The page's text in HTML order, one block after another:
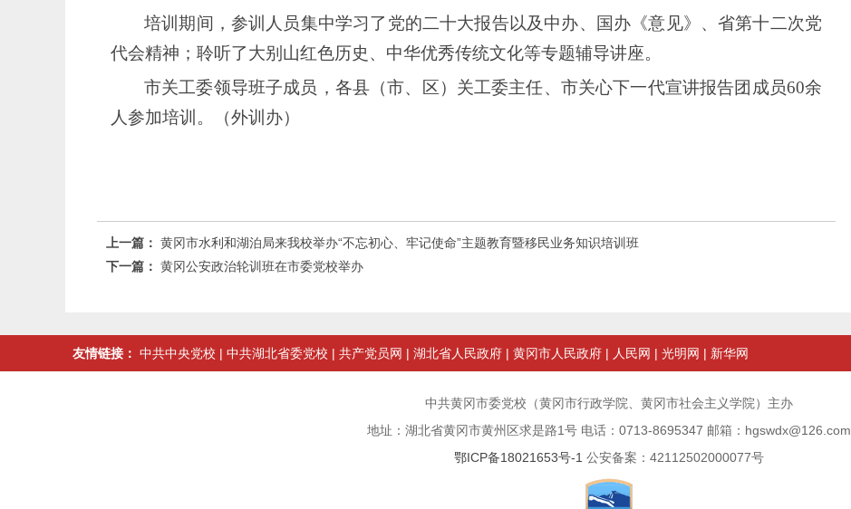
培训期间，参训人员集中学习了党的二十大报告以及中办、国办《意见》、省第十二次党
代会精神；聆听了大别山红色历史、中华优秀传统文化等专题辅导讲座。
市关工委领导班子成员，各县（市、区）关工委主任、市关心下一代宣讲报告团成员60余
人参加培训。（外训办）
上一篇： 黄冈市水利和湖泊局来我校举办“不忘初心、牢记使命”主题教育暨移民业务知识培训班
下一篇： 黄冈公安政治轮训班在市委党校举办
友情链接： 中共中央党校 | 中共湖北省委党校 | 共产党员网 | 湖北省人民政府 | 黄冈市人民政府 | 人民网 | 光明网 | 新华网
中共黄冈市委党校（黄冈市行政学院、黄冈市社会主义学院）主办
地址：湖北省黄冈市黄州区求是路1号 电话：0713-8695347 邮箱：hgswdx@126.com
鄂ICP备18021653号-1 公安备案：42112502000077号